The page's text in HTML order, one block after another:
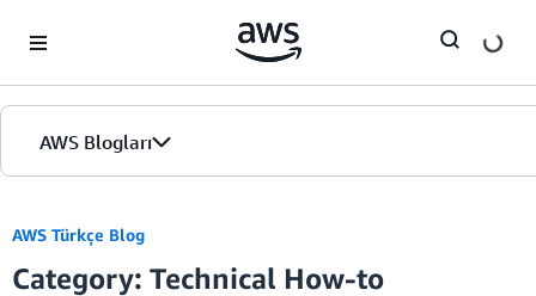
AWS Blogları
Sürümler
AWS Türkçe Blog
Category: Technical How-to